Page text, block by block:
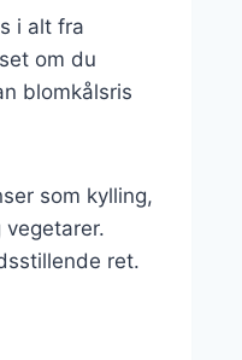
i alt fra
om du
blomkålsris
som kylling,
ret.